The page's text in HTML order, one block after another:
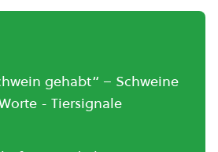
gehabt“ – Schweine
- Tiersignale